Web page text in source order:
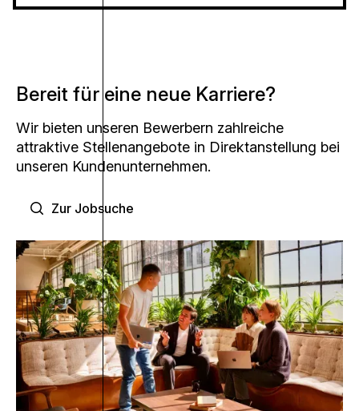
Bereit für eine neue Karriere?
Wir bieten unseren Bewerbern zahlreiche
attraktive Stellenangebote in Direktanstellung bei
unseren Kundenunternehmen.
Zur Jobsuche